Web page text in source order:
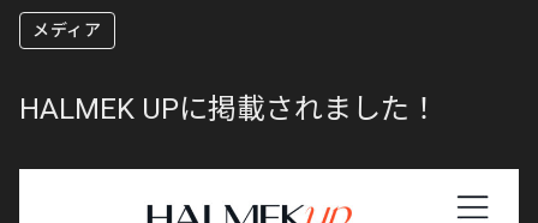
メディア
HALMEK UPに掲載されました！